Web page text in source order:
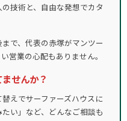
技術と、自由な発想でカタ
で、代表の赤塚がマンツー
営業の心配もありません。
せんか？
えでサーファーズハウスに
い」など、どんなご相談も